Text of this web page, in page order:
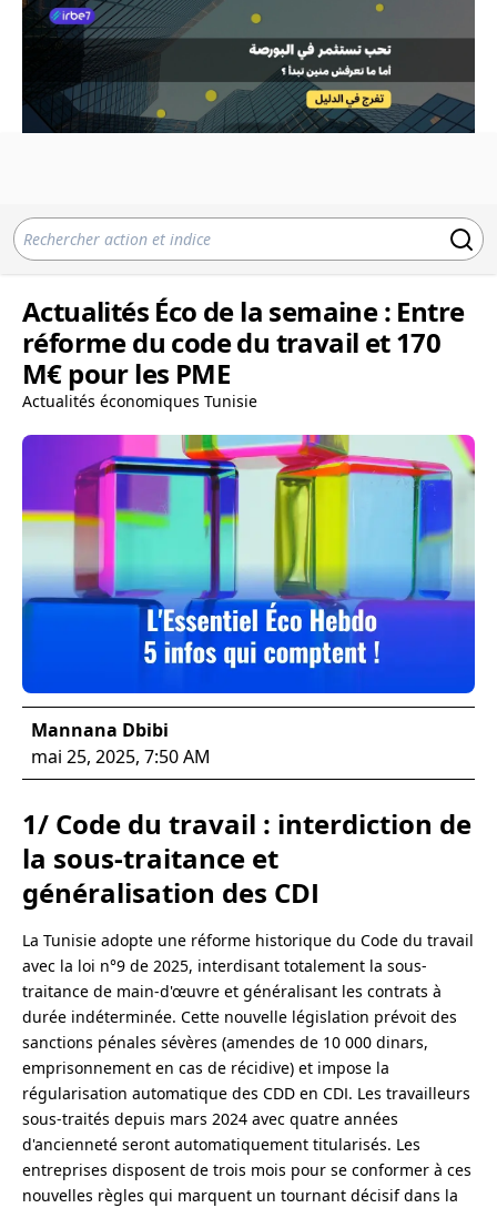
Actualités Éco de la semaine : Entre
réforme du code du travail et 170
M€ pour les PME
Actualités économiques Tunisie
Mannana Dbibi
mai 25, 2025, 7:50 AM
1/ Code du travail : interdiction de
la sous-traitance et
généralisation des CDI
La Tunisie adopte une réforme historique du Code du travail
avec la loi n°9 de 2025, interdisant totalement la sous-
traitance de main-d'œuvre et généralisant les contrats à
durée indéterminée. Cette nouvelle législation prévoit des
sanctions pénales sévères (amendes de 10 000 dinars,
emprisonnement en cas de récidive) et impose la
régularisation automatique des CDD en CDI. Les travailleurs
sous-traités depuis mars 2024 avec quatre années
d'ancienneté seront automatiquement titularisés. Les
entreprises disposent de trois mois pour se conformer à ces
nouvelles règles qui marquent un tournant décisif dans la